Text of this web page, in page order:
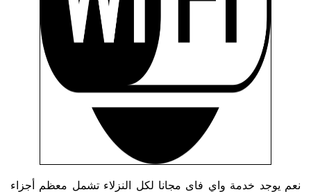
نعم يوجد خدمة واي فاى مجانا لكل النزلاء تشمل معظم أجزاء